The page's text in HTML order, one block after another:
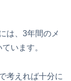
は、3年間のメ
います。
考えれば十分に